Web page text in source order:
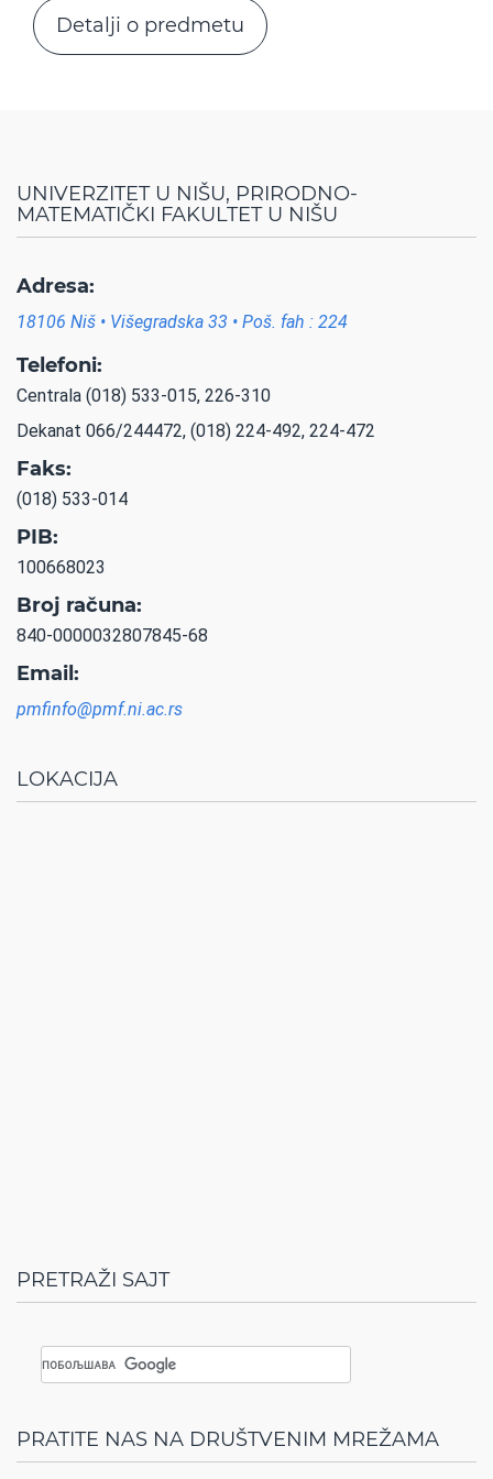
Detalji o predmetu
UNIVERZITET U NIŠU, PRIRODNO-
MATEMATIČKI FAKULTET U NIŠU
Adresa:
18106 Niš • Višegradska 33 • Poš. fah : 224
Telefoni:
Centrala (018) 533-015, 226-310
Dekanat 066/244472, (018) 224-492, 224-472
Faks:
(018) 533-014
PIB:
100668023
Broj računa:
840-0000032807845-68
Email:
pmfinfo@pmf.ni.ac.rs
LOKACIJA
PRETRAŽI SAJT
PRATITE NAS NA DRUŠTVENIM MREŽAMA